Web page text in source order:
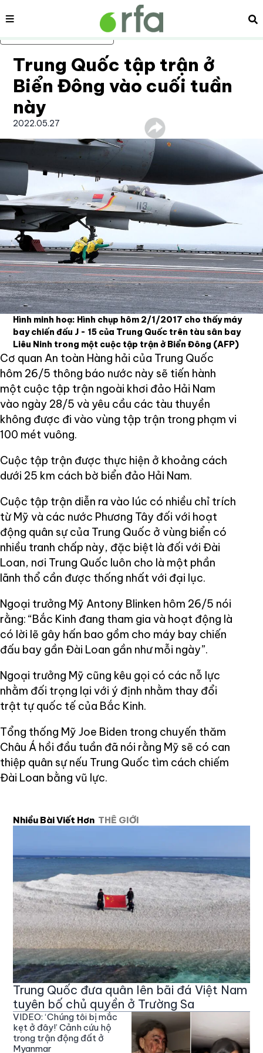
Bỏ qua nội dung chính
Nội dung
Trung Quốc tập trận ở
Biển Đông vào cuối tuần
này
2022.05.27
Hình minh hoạ: Hình chụp hôm 2/1/2017 cho thấy máy
bay chiến đấu J - 15 của Trung Quốc trên tàu sân bay
Liêu Ninh trong một cuộc tập trận ở Biển Đông (AFP)
Cơ quan An toàn Hàng hải của Trung Quốc
hôm 26/5 thông báo nước này sẽ tiến hành
một cuộc tập trận ngoài khơi đảo Hải Nam
vào ngày 28/5 và yêu cầu các tàu thuyền
không được đi vào vùng tập trận trong phạm vi
100 mét vuông.
Cuộc tập trận được thực hiện ở khoảng cách
dưới 25 km cách bờ biển đảo Hải Nam.
Cuộc tập trận diễn ra vào lúc có nhiều chỉ trích
từ Mỹ và các nước Phương Tây đối với hoạt
động quân sự của Trung Quốc ở vùng biển có
nhiều tranh chấp này, đặc biệt là đối với Đài
Loan, nơi Trung Quốc luôn cho là một phần
lãnh thổ cần được thống nhất với đại lục.
Ngoại trưởng Mỹ Antony Blinken hôm 26/5 nói
rằng: “Bắc Kinh đang tham gia và hoạt động là
có lời lẽ gây hấn bao gồm cho máy bay chiến
đấu bay gần Đài Loan gần như mỗi ngày”.
Ngoại trưởng Mỹ cũng kêu gọi có các nỗ lực
nhằm đối trọng lại với ý định nhằm thay đổi
trật tự quốc tế của Bắc Kinh.
Tổng thống Mỹ Joe Biden trong chuyến thăm
Châu Á hồi đầu tuần đã nói rằng Mỹ sẽ có can
thiệp quân sự nếu Trung Quốc tìm cách chiếm
Đài Loan bằng vũ lực.
Nhiều Bài Viết Hơn THẾ GIỚI
Trung Quốc đưa quân lên bãi đá Việt Nam
tuyên bố chủ quyền ở Trường Sa
VIDEO: ‘Chúng tôi bị mắc
kẹt ở đây!’ Cảnh cứu hộ
trong trận động đất ở
Myanmar